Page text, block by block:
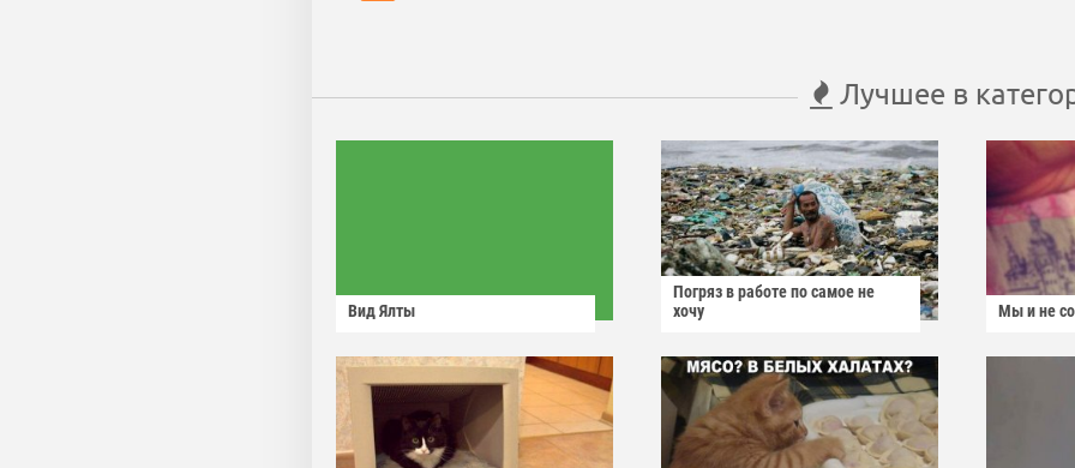
Лучшее в
Вид Ялты
Погряз в работе по самое не
хочу
Мы и не